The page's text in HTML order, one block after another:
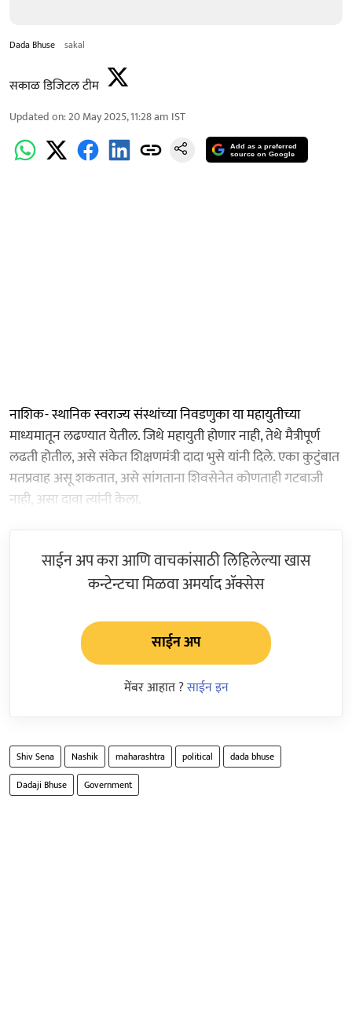
Dada Bhuse sakal
सकाळ डिजिटल टीम
Updated on:20 May 2025, 11:28 am IST
Add as a preferred
source on Google
नाशिक- स्थानिक स्वराज्य संस्थांच्या निवडणुका या महायुतीच्या
माध्यमातून लढण्यात येतील. जिथे महायुती होणार नाही, तेथे मैत्रीपूर्ण
लढती होतील, असे संकेत शिक्षणमंत्री दादा भुसे यांनी दिले. एका कुटुंबात
मतप्रवाह असू शकतात, असे सांगताना शिवसेनेत कोणताही गटबाजी
नाही, असा दावा त्यांनी केला.
साईन अप करा आणि वाचकांसाठी लिहिलेल्या खास
कन्टेन्टचा मिळवा अमर्याद ॲक्सेस
साईन अप
मेंबर आहात ?साईन इन
Shiv Sena Nashik maharashtra political
dada bhuse
Dadaji Bhuse
Government